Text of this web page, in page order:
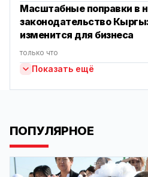
Масштабные поправки в
законодательство
изменится для бизнеса
только что
Показать ещё
ПОПУЛЯРНОЕ